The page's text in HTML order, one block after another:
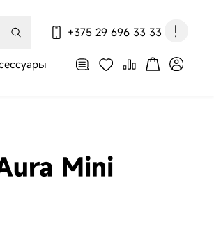
+375 29 696 33 33
По вопросам оформления
Mini